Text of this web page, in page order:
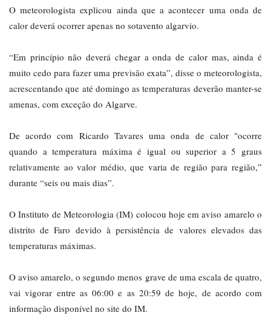
O meteorologista explicou ainda que a acontecer uma onda de
calor deverá ocorrer apenas no sotavento algarvio.
“Em princípio não deverá chegar a onda de calor mas, ainda é
muito cedo para fazer uma previsão exata”, disse o meteorologista,
acrescentando que até domingo as temperaturas deverão manter-se
amenas, com exceção do Algarve.
De acordo com Ricardo Tavares uma onda de calor "ocorre
quando a temperatura máxima é igual ou superior a 5 graus
relativamente ao valor médio, que varia de região para região,”
durante “seis ou mais dias”.
O Instituto de Meteorologia (IM) colocou hoje em aviso amarelo o
distrito de Faro devido à persistência de valores elevados das
temperaturas máximas.
O aviso amarelo, o segundo menos grave de uma escala de quatro,
vai vigorar entre as 06:00 e as 20:59 de hoje, de acordo com
informação disponível no site do IM.